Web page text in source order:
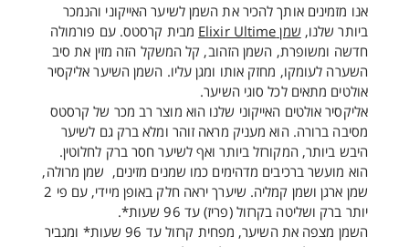
אנו מזמינים אותך להכיר את השמן לשיער האייקוני והנמכר
ביותר שלנו, שמן Elixir Ultime
מבית קרסטס. עם פורמולה
חדשה ומשופרת, השמן הזהוב, קל המשקל הזה מזין את סיב
השערה לעומקו, מחזק אותו ומגן עליו. השמן השיער אליקסיר
אולטים מתאים לכל סוגי השיער.
אליקסיר אולטים האייקוני שלנו הוא מוצר רב מכר של קרסטס
מסיבה ברורה. הוא מעניק מראה זוהר ומלא ברק גם לשיער
היבש ביותר, המקורזל ביותר ואף לשיער חסר ברק לחלוטין.
הוא מועשר ברכיבים מדהימים כמו שמנים מזינים, שמן מרולה,
שמן ארגן ושמן קמליה. שיערך יראה חלק באופן מיידי, עם פי 2
יותר ברק ושליטה בקרזול (פריז) עד 96 שעות*.
השמן מצפה את השיער, מפחית קרזול עד 96 שעות* ומגביר